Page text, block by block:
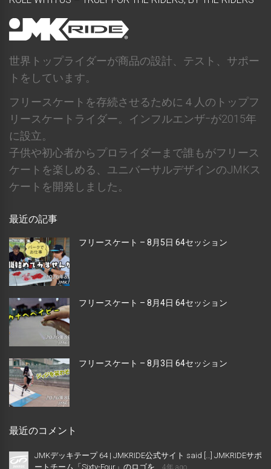
世界トップライダーが商品の設計、テスト、サポー
トをしています。
フリースケートを存続させるために４人のトップフ
リースケートライダー。インフルエンザｰが2015年
に設立。
子供や初心者からプロライダーまで誰もがフリース
ケートを楽しめる、ユニバーサルデザインのJMKス
ケートを開発しました。
最近の記事
フリースケート – 8月5日 64セッション
フリースケート – 8月4日 64セッション
フリースケート – 8月3日 64セッション
最近のコメント
JMKデッキテープ 64 | JMKRIDE公式サイト said […] JMKRIDEサポ
ートチーム「Sixty-Four」のロゴを...
4年 ago